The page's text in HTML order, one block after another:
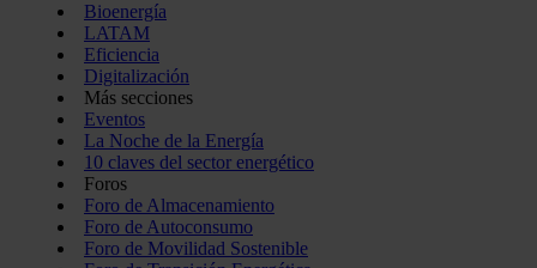
Bioenergía
LATAM
Eficiencia
Digitalización
Más secciones
Eventos
La Noche de la Energía
10 claves del sector energético
Foros
Foro de Almacenamiento
Foro de Autoconsumo
Foro de Movilidad Sostenible